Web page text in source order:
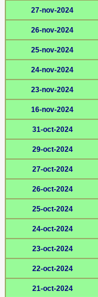
27-nov-2024
26-nov-2024
25-nov-2024
24-nov-2024
23-nov-2024
16-nov-2024
31-oct-2024
29-oct-2024
27-oct-2024
26-oct-2024
25-oct-2024
24-oct-2024
23-oct-2024
22-oct-2024
21-oct-2024